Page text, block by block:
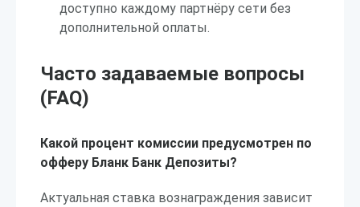
доступно каждому партнёру сети без
дополнительной оплаты.
Часто задаваемые вопросы
(FAQ)
Какой процент комиссии предусмотрен по
офферу Бланк Банк Депозиты?
Актуальная ставка вознаграждения зависит